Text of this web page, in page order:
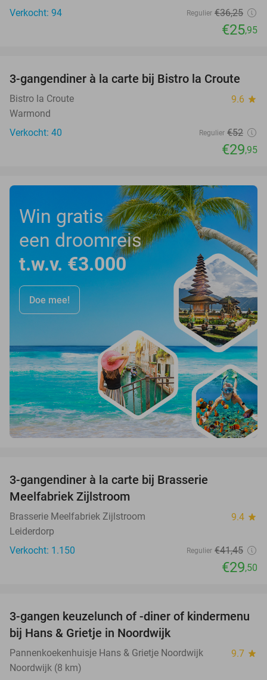
Verkocht: 94
Regulier €36,25
€25,95
42%
3-gangendiner à la carte bij Bistro la Croute
Bistro la Croute 9.6 star
Warmond
Verkocht: 40
Regulier €52
€29,95
Win gratis
een droomreis
t.w.v. €3.000
Doe mee!
3-gangendiner à la carte bij Brasserie
Meelfabriek Zijlstroom
Brasserie Meelfabriek Zijlstroom 9.4 star
Leiderdorp
Verkocht: 1.150
Regulier €41,45
€29,50
36%
3-gangen keuzelunch of -diner of kindermenu
bij Hans & Grietje in Noordwijk
Pannenkoekenhuisje Hans & Grietje Noordwijk 9.7 star
Noordwijk (8 km)